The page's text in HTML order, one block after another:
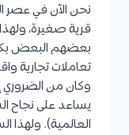
نحن الآن في عصر
قرية صغيرة،
بعضهم البعض
تعاملات تجارية
وكان من
يساعد على نجاح
العالمية). ولهذا